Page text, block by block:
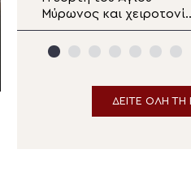
Μύρωνος και
Πρεσβυτέρου στο
Ηράκλειο
ΔΕΙΤΕ ΟΛΗ ΤΗ